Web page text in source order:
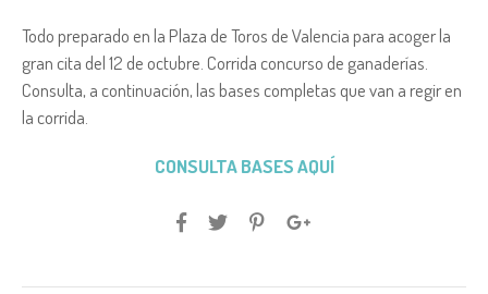
Todo preparado en la Plaza de Toros de Valencia para acoger la
gran cita del 12 de octubre. Corrida concurso de ganaderías.
Consulta, a continuación, las bases completas que van a regir en
la corrida.
CONSULTA BASES AQUÍ